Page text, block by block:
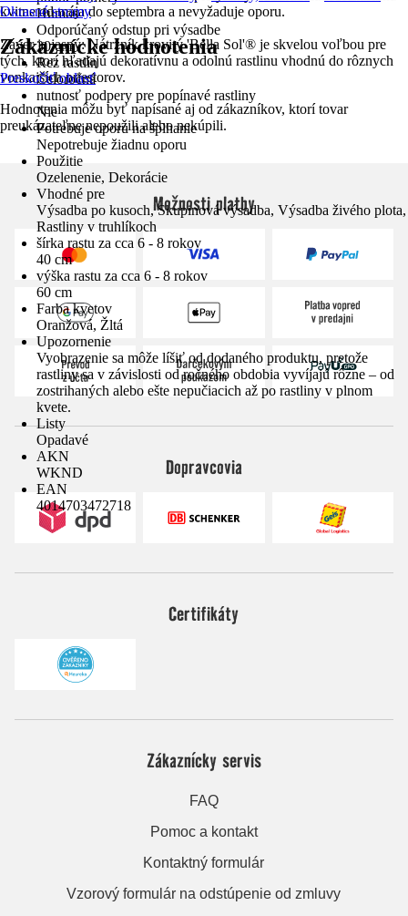
Humos
Odporúčaný odstup pri výsadbe
30 cm
Rez rastlín
Celoročná
nutnosť podpery pre popínavé rastliny
Nie
Potrebuje oporu na šplhanie
Nepotrebuje žiadnu oporu
Použitie
Ozelenenie, Dekorácie
Vhodné pre
Výsadba po kusoch, Skupinová výsadba, Výsadba živého plota,
Rastliny v truhlíkoch
šírka rastu za cca 6 - 8 rokov
40 cm
výška rastu za cca 6 - 8 rokov
60 cm
Farba kvetov
Oranžová, Žltá
Upozornenie
Vyobrazenie sa môže líšiť od dodaného produktu, pretože
rastliny sa v závislosti od ročného obdobia vyvíjajú rôzne – od
zostrihaných alebo ešte nepučiacich až po rastliny v plnom
kvete.
Listy
Opadavé
AKN
WKND
EAN
4014703472718
kvitne od mája do septembra a nevyžaduje oporu.
Záver je jasný: Nátržník krovitý 'Bella Sol'® je skvelou voľbou pre
tých, ktorí hľadajú dekoratívnu a odolnú rastlinu vhodnú do rôznych
vonkajších priestorov.
Okrasné stromy
Zákaznícke hodnotenia
Preskočiť oblasť
Hodnotenia môžu byť napísané aj od zákazníkov, ktorí tovar
preukázateľne nepoužili alebo nekúpili.
Možnosti platby
Dopravcovia
Certifikáty
Zákaznícky servis
FAQ
Pomoc a kontakt
Kontaktný formulár
Vzorový formulár na odstúpenie od zmluvy